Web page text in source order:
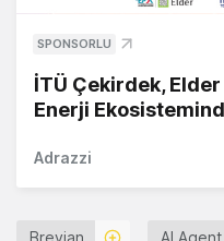
SPONSORLU
İTÜ Çekirdek,
Enerji
Adrazzi